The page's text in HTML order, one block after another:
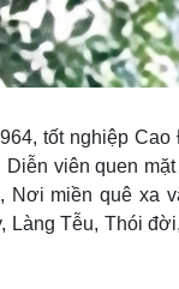
tốt nghiệp Cao
viên quen
Nơi miền quê xa
Làng Tễu, Thói